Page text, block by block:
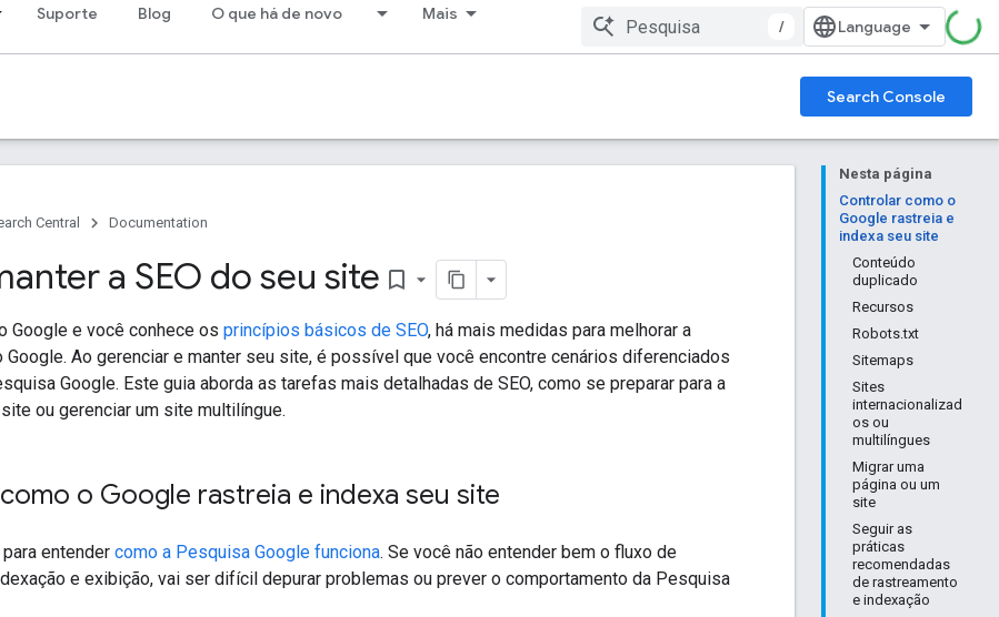
Suporte Blog O que há de novo Mais
/
Search Console
Nesta página
Controlar como o
Google rastreia e
indexa seu site
Conteúdo
duplicado
Recursos
Robots.txt
Sitemaps
Sites
internacionalizad
os ou
multilíngues
Migrar uma
página ou um
site
Seguir as
práticas
recomendadas
de rastreamento
e indexação
Central Documentation
a SEO do seu site bookmark_border
Google e você conhece os princípios básicos de SEO, há mais medidas para melhorar a
Google. Ao gerenciar e manter seu site, é possível que você encontre cenários diferenciados
Google. Este guia aborda as tarefas mais detalhadas de SEO, como se preparar para a
ou gerenciar um site multilíngue.
o Google rastreia e indexa seu site
entender como a Pesquisa Google funciona. Se você não entender bem o fluxo de
e exibição, vai ser difícil depurar problemas ou prever o comportamento da Pesquisa